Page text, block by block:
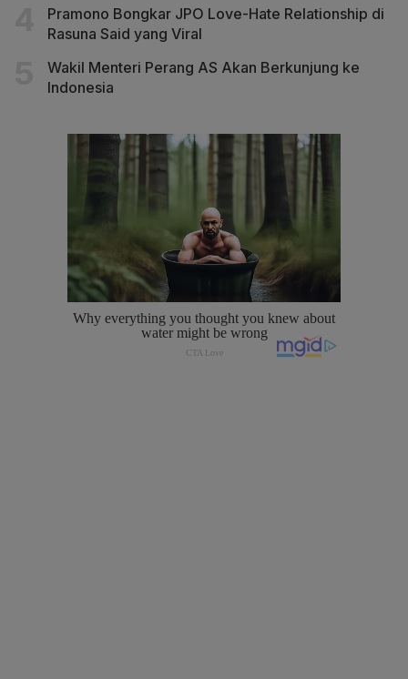
Pramono Bongkar JPO Love-Hate Relationship di
Rasuna Said yang Viral
Wakil Menteri Perang AS Akan Berkunjung ke
Indonesia